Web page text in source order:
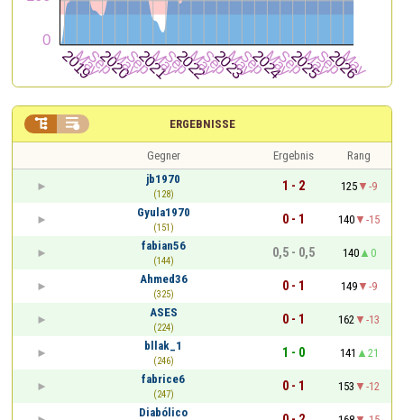
ERGEBNISSE
 
Gegner Ergebnis
Rang
jb1970
(128)
1 - 2 125
-9
Gyula1970
(151)
0 - 1 140
-15
fabian56
(144)
0,5 - 0,5 140
0
Ahmed36
(325)
0 - 1 149
-9
ASES
(224)
0 - 1 162
-13
bllak_1
(246)
1 - 0 141
21
fabrice6
(247)
0 - 1 153
-12
Diabólico